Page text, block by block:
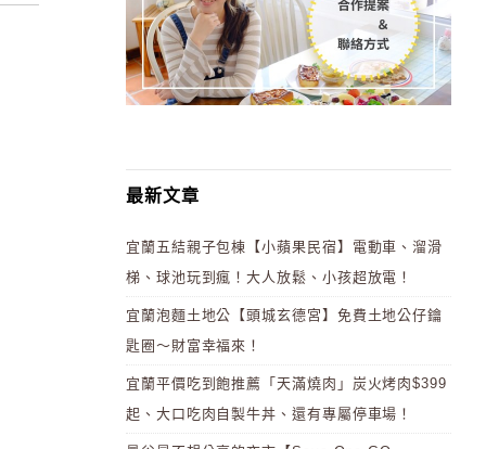
最新文章
宜蘭五結親子包棟【小蘋果民宿】電動車、溜滑
梯、球池玩到瘋！大人放鬆、小孩超放電！
宜蘭泡麵土地公【頭城玄德宮】免費土地公仔鑰
匙圈～財富幸福來！
宜蘭平價吃到飽推薦「天滿燒肉」炭火烤肉$399
起、大口吃肉自製牛丼、還有專屬停車場！